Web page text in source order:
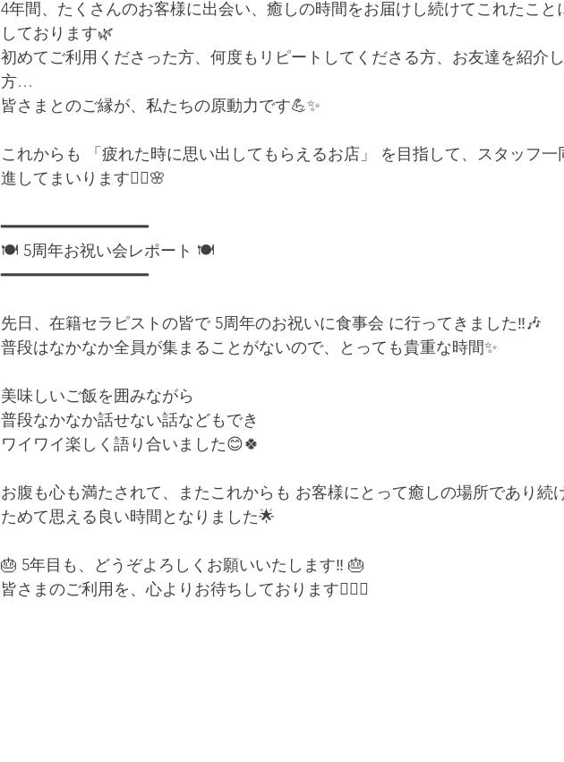
4年間、たくさんのお客様に出会い、癒しの時間をお届けし続けてこれたこと
しております🌿
初めてご利用くださった方、何度もリピートしてくださる方、お友達を紹介
方…
皆さまとのご縁が、私たちの原動力です💪✨
これからも 「疲れた時に思い出してもらえるお店」 を目指して、スタッフ一
進してまいります💆‍♀️🌸
━━━━━━━━━━━━━━━
🍽️ 5周年お祝い会レポート 🍽️
━━━━━━━━━━━━━━━
先日、在籍セラピストの皆で 5周年のお祝いに食事会 に行ってきました‼️🎶
普段はなかなか全員が集まることがないので、とっても貴重な時間✨
美味しいご飯を囲みながら
普段なかなか話せない話などもでき
ワイワイ楽しく語り合いました😊🍀
お腹も心も満たされて、またこれからも お客様にとって癒しの場所であり続
ためて思える良い時間となりました🌟
🎂 5年目も、どうぞよろしくお願いいたします‼️ 🎂
皆さまのご利用を、心よりお待ちしております💆‍♀️✨